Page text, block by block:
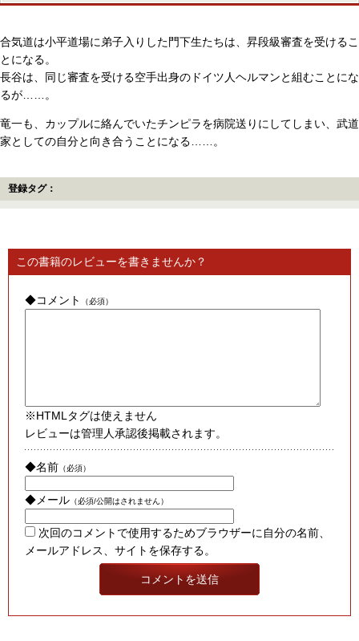
合気道は小平道場に弟子入りした門下生たちは、昇段級審査を受けるこ
とになる。
長谷は、同じ審査を受ける空手出身のドイツ人ヘルマンと組むことにな
るが……。
竜一も、カップルに絡んでいたチンピラを病院送りにしてしまい、武道
家としての自分と向き合うことになる……。
登録タグ：
この書籍のレビューを書きませんか？
◆コメント （必須）
※HTMLタグは使えません
レビューは管理人承認後掲載されます。
◆名前 （必須）
◆メール （必須/公開はされません）
次回のコメントで使用するためブラウザーに自分の名前、
メールアドレス、サイトを保存する。